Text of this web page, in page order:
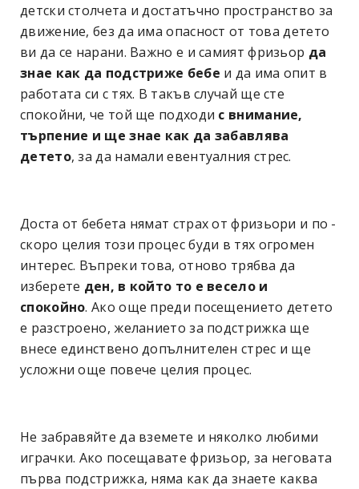
детски столчета и достатъчно пространство за
движение, без да има опасност от това детето
ви да се нарани. Важно е и самият фризьор да
знае как да подстриже бебе и да има опит в
работата си с тях. В такъв случай ще сте
спокойни, че той ще подходи с внимание,
търпение и ще знае как да забавлява
детето, за да намали евентуалния стрес.
Доста от бебета нямат страх от фризьори и по -
скоро целия този процес буди в тях огромен
интерес. Въпреки това, отново трябва да
изберете ден, в който то е весело и
спокойно. Ако още преди посещението детето
е разстроено, желанието за подстрижка ще
внесе единствено допълнителен стрес и ще
усложни още повече целия процес.
Не забравяйте да вземете и няколко любими
играчки. Ако посещавате фризьор, за неговата
първа подстрижка, няма как да знаете каква